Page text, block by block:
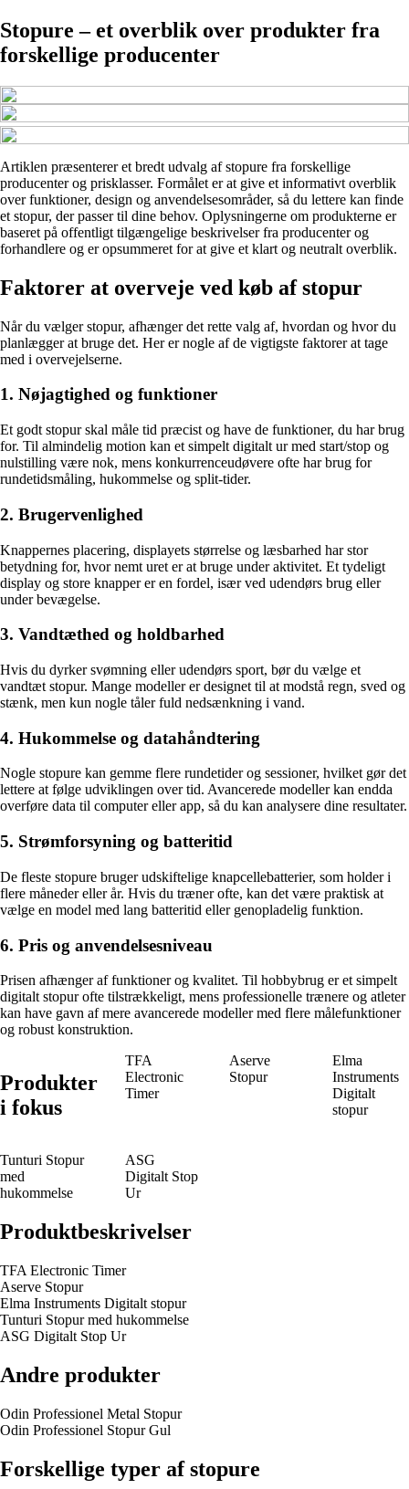
Stopure – et overblik over produkter fra
forskellige producenter
Artiklen præsenterer et bredt udvalg af stopure fra forskellige
producenter og prisklasser. Formålet er at give et informativt overblik
over funktioner, design og anvendelsesområder, så du lettere kan finde
et stopur, der passer til dine behov. Oplysningerne om produkterne er
baseret på offentligt tilgængelige beskrivelser fra producenter og
forhandlere og er opsummeret for at give et klart og neutralt overblik.
Faktorer at overveje ved køb af stopur
Når du vælger stopur, afhænger det rette valg af, hvordan og hvor du
planlægger at bruge det. Her er nogle af de vigtigste faktorer at tage
med i overvejelserne.
1. Nøjagtighed og funktioner
Et godt stopur skal måle tid præcist og have de funktioner, du har brug
for. Til almindelig motion kan et simpelt digitalt ur med start/stop og
nulstilling være nok, mens konkurrenceudøvere ofte har brug for
rundetidsmåling, hukommelse og split-tider.
2. Brugervenlighed
Knappernes placering, displayets størrelse og læsbarhed har stor
betydning for, hvor nemt uret er at bruge under aktivitet. Et tydeligt
display og store knapper er en fordel, især ved udendørs brug eller
under bevægelse.
3. Vandtæthed og holdbarhed
Hvis du dyrker svømning eller udendørs sport, bør du vælge et
vandtæt stopur. Mange modeller er designet til at modstå regn, sved og
stænk, men kun nogle tåler fuld nedsænkning i vand.
4. Hukommelse og datahåndtering
Nogle stopure kan gemme flere rundetider og sessioner, hvilket gør det
lettere at følge udviklingen over tid. Avancerede modeller kan endda
overføre data til computer eller app, så du kan analysere dine resultater.
5. Strømforsyning og batteritid
De fleste stopure bruger udskiftelige knapcellebatterier, som holder i
flere måneder eller år. Hvis du træner ofte, kan det være praktisk at
vælge en model med lang batteritid eller genopladelig funktion.
6. Pris og anvendelsesniveau
Prisen afhænger af funktioner og kvalitet. Til hobbybrug er et simpelt
digitalt stopur ofte tilstrækkeligt, mens professionelle trænere og atleter
kan have gavn af mere avancerede modeller med flere målefunktioner
og robust konstruktion.
Produkter
i fokus
TFA
Electronic
Timer
Aserve
Stopur
Elma
Instruments
Digitalt
stopur
Tunturi Stopur
med
hukommelse
ASG
Digitalt Stop
Ur
Produktbeskrivelser
TFA Electronic Timer
Aserve Stopur
Elma Instruments Digitalt stopur
Tunturi Stopur med hukommelse
ASG Digitalt Stop Ur
Andre produkter
Odin Professionel Metal Stopur
Odin Professionel Stopur Gul
Forskellige typer af stopure